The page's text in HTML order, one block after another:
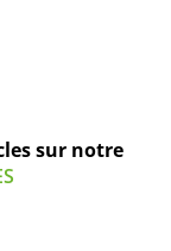
sur notre